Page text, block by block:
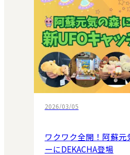
2026/03/05
ワクワク全開！阿蘇
ーにDEKACHA登場